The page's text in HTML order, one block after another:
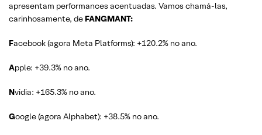
apresentam performances acentuadas. Vamos chamá-las,
carinhosamente, de FANGMANT:
Facebook (agora Meta Platforms): +120.2% no ano.
Apple: +39.3% no ano.
Nvidia: +165.3% no ano.
Google (agora Alphabet): +38.5% no ano.